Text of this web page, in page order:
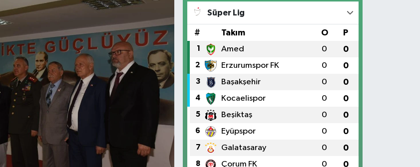
Süper Lig
# Takım O P
1 Amed 0 0
2 Erzurumspor FK 0 0
3 Başakşehir 0 0
4 Kocaelispor 0 0
5 Beşiktaş 0 0
6 Eyüpspor 0 0
7 Galatasaray 0 0
8 Çorum FK 0 0